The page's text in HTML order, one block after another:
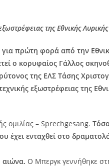
της Εθνικής
πρώτη φορά από την
ο κορυφαίος Γάλλος
της ΕΛΣ Τάσης
εξωστρέφειας της
ομιλίας – Sprechgesang.
έχει ενταχθεί στο
αιώνα. Ο Μπεργκ γεννήθηκε